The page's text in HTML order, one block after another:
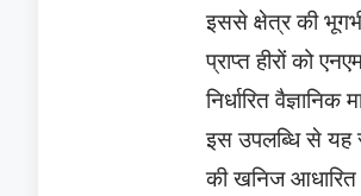
इससे क्षेत्र की
प्राप्त हीरों को
निर्धारित
इस उपलब्धि से यह
की खनिज